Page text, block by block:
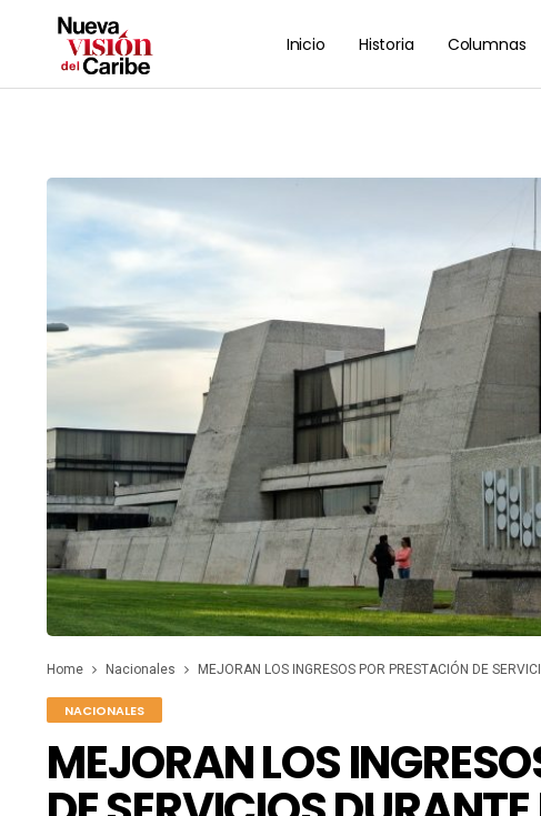
Inicio Historia Columnas
Home Nacionales MEJORAN LOS INGRESOS POR PRESTACIÓN DE
NACIONALES
MEJORAN LOS